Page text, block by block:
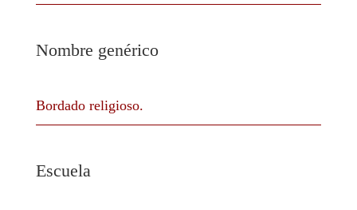
Nombre genérico
Bordado religioso.
Escuela